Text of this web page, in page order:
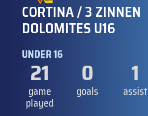
CORTINA / 3 ZINNEN
DOLOMITES U16
UNDER 16
21
game
played
0
goals
1
assist